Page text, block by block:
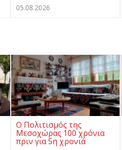
05.08.2026
Ο Πολιτισμός της
Μεσοχώρας 100 χρόνια
πριν για 5η χρονιά